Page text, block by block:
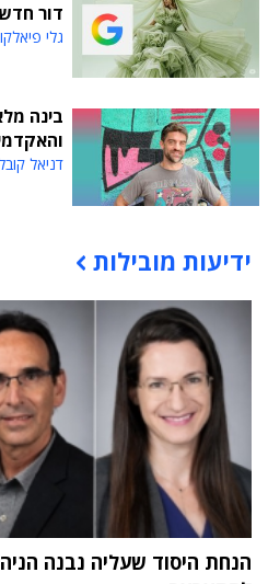
דור
גלי
בינה
דניאל
תוכן פרסומי
ידיעות מובילות
הנחת היסוד שעליה נבנה